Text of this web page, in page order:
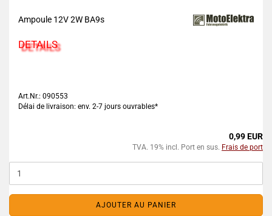
Ampoule 12V 2W BA9s
DETAILS
Art.Nr.: 090553
Délai de livraison: env. 2-7 jours ouvrables*
0,99 EUR
TVA. 19% incl. Port en sus. Frais de port
AJOUTER AU PANIER